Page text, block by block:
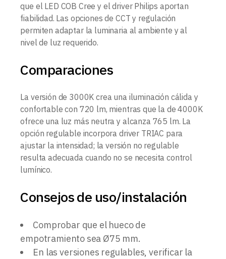
que el LED COB Cree y el driver Philips aportan
fiabilidad. Las opciones de CCT y regulación
permiten adaptar la luminaria al ambiente y al
nivel de luz requerido.
Comparaciones
La versión de 3000K crea una iluminación cálida y
confortable con 720 lm, mientras que la de 4000K
ofrece una luz más neutra y alcanza 765 lm. La
opción regulable incorpora driver TRIAC para
ajustar la intensidad; la versión no regulable
resulta adecuada cuando no se necesita control
lumínico.
Consejos de uso/instalación
Comprobar que el hueco de
empotramiento sea Ø75 mm.
En las versiones regulables, verificar la